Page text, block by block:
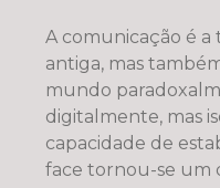
A comunicação é
antiga, mas
mundo
digitalmente, mas
capacidade de
face tornou-se um